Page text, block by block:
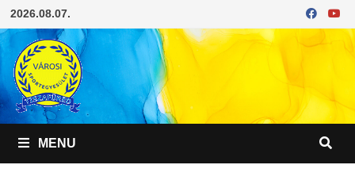
Skip
to
content
2026.08.07.
MENU